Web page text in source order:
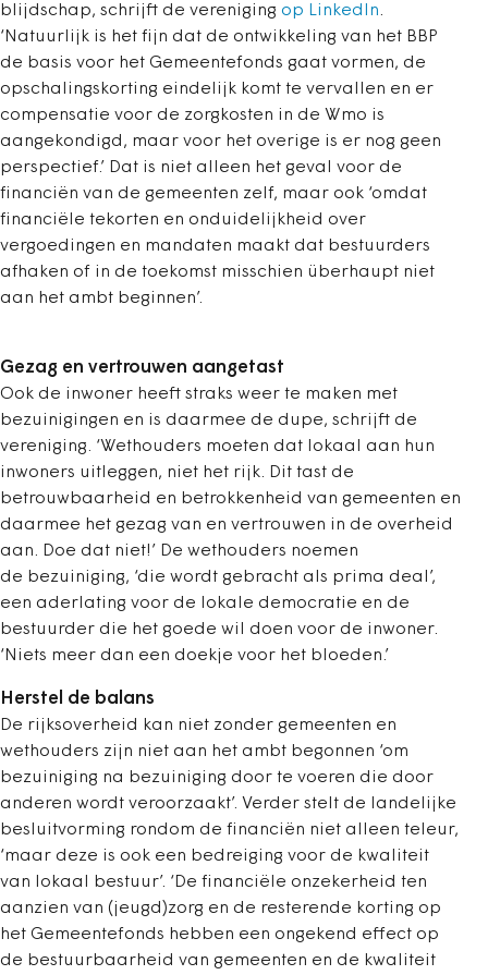
blijdschap, schrijft de vereniging op LinkedIn.
‘Natuurlijk is het fijn dat de ontwikkeling van het BBP
de basis voor het Gemeentefonds gaat vormen, de
opschalingskorting eindelijk komt te vervallen en er
compensatie voor de zorgkosten in de Wmo is
aangekondigd, maar voor het overige is er nog geen
perspectief.’ Dat is niet alleen het geval voor de
financiën van de gemeenten zelf, maar ook ‘omdat
financiële tekorten en onduidelijkheid over
vergoedingen en mandaten maakt dat bestuurders
afhaken of in de toekomst misschien überhaupt niet
aan het ambt beginnen’.
Gezag en vertrouwen aangetast
Ook de inwoner heeft straks weer te maken met
bezuinigingen en is daarmee de dupe, schrijft de
vereniging. ‘Wethouders moeten dat lokaal aan hun
inwoners uitleggen, niet het rijk. Dit tast de
betrouwbaarheid en betrokkenheid van gemeenten en
daarmee het gezag van en vertrouwen in de overheid
aan. Doe dat niet!’ De wethouders noemen
de bezuiniging, ‘die wordt gebracht als prima deal’,
een aderlating voor de lokale democratie en de
bestuurder die het goede wil doen voor de inwoner.
‘Niets meer dan een doekje voor het bloeden.’
Herstel de balans
De rijksoverheid kan niet zonder gemeenten en
wethouders zijn niet aan het ambt begonnen ‘om
bezuiniging na bezuiniging door te voeren die door
anderen wordt veroorzaakt’. Verder stelt de landelijke
besluitvorming rondom de financiën niet alleen teleur,
‘maar deze is ook een bedreiging voor de kwaliteit
van lokaal bestuur’. ‘De financiële onzekerheid ten
aanzien van (jeugd)zorg en de resterende korting op
het Gemeentefonds hebben een ongekend effect op
de bestuurbaarheid van gemeenten en de kwaliteit